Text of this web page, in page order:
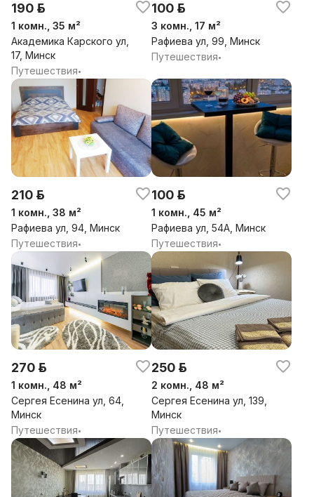
190 р.
1 комн., 35 м²
Академика Карского ул,
17, Минск
Путешествия•
100 р.
3 комн., 17 м²
Рафиева ул, 99, Минск
Путешествия•
210 р.
1 комн., 38 м²
Рафиева ул, 94, Минск
Путешествия•
100 р.
1 комн., 45 м²
Рафиева ул, 54А, Минск
Путешествия•
270 р.
1 комн., 48 м²
Сергея Есенина ул, 64,
Минск
Путешествия•
250 р.
2 комн., 48 м²
Сергея Есенина ул, 139,
Минск
Путешествия•